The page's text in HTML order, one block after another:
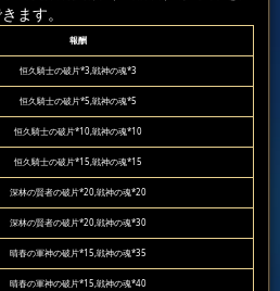
ます。
報酬
恒久騎士の破片*3,戦神の魂*3
恒久騎士の破片*5,戦神の魂*5
恒久騎士の破片*10,戦神の魂*10
恒久騎士の破片*15,戦神の魂*15
深林の賢者の破片*20,戦神の魂*20
深林の賢者の破片*20,戦神の魂*30
晴春の軍神の破片*15,戦神の魂*35
晴春の軍神の破片*15,戦神の魂*40